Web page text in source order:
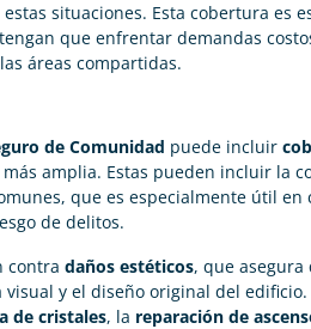
situaciones. Esta cobertura es
que enfrentar demandas
áreas compartidas.
de Comunidad puede incluir
amplia. Estas pueden incluir la
que es especialmente útil en
de delitos.
contra daños estéticos, que asegura
y el diseño original del
de cristales, la reparación de